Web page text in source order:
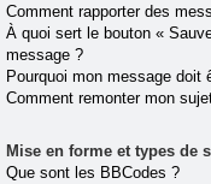
Comment rapporter des
À quoi sert le bouton «
message ?
Pourquoi mon message doit
Comment remonter mon
Mise en forme et types de
Que sont les BBCodes ?